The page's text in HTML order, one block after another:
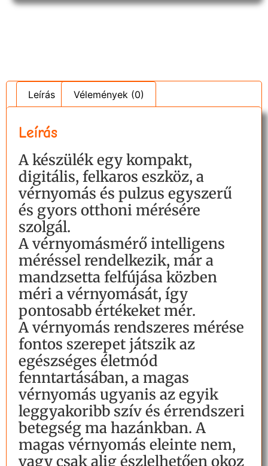
Leírás Vélemények (0)
Leírás
A készülék egy kompakt,
digitális, felkaros eszköz, a
vérnyomás és pulzus egyszerű
és gyors otthoni mérésére
szolgál.
A vérnyomásmérő intelligens
méréssel rendelkezik, már a
mandzsetta felfújása közben
méri a vérnyomását, így
pontosabb értékeket mér.
A vérnyomás rendszeres mérése
fontos szerepet játszik az
egészséges életmód
fenntartásában, a magas
vérnyomás ugyanis az egyik
leggyakoribb szív és érrendszeri
betegség ma hazánkban. A
magas vérnyomás eleinte nem,
vagy csak alig észlelhetően okoz